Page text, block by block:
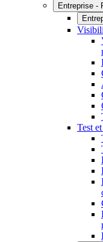
Entreprise -
Test